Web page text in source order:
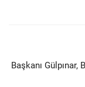
Başkanı Gülpınar,